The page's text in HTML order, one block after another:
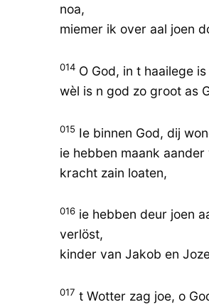
noa,
miemer ik over aal joen
014O God, in t haailege
wèl is n god zo groot as
015 Ie binnen God, dij
ie hebben maank aander
kracht zain loaten,
016ie hebben deur joen
verlöst,
kinder van Jakob en
017 t Wotter zag joe, o